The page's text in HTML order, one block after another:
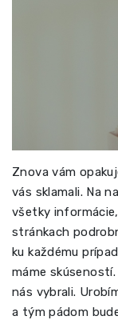
Znova vám
vás sklamali. Na
všetky
stránkach
ku každému
máme
nás vybrali.
a tým pádom